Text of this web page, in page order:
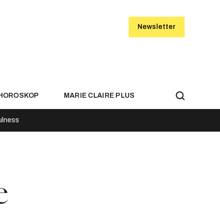
Newsletter
MARIE CLAIRE PLUS